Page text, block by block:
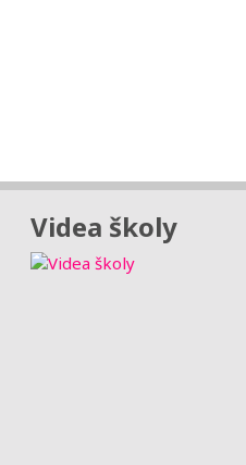
Videa školy